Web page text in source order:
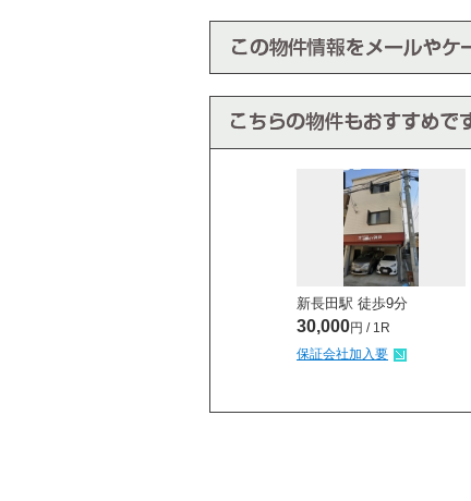
新長田駅 徒歩9分
30,000円 / 1R
保証会社加入要